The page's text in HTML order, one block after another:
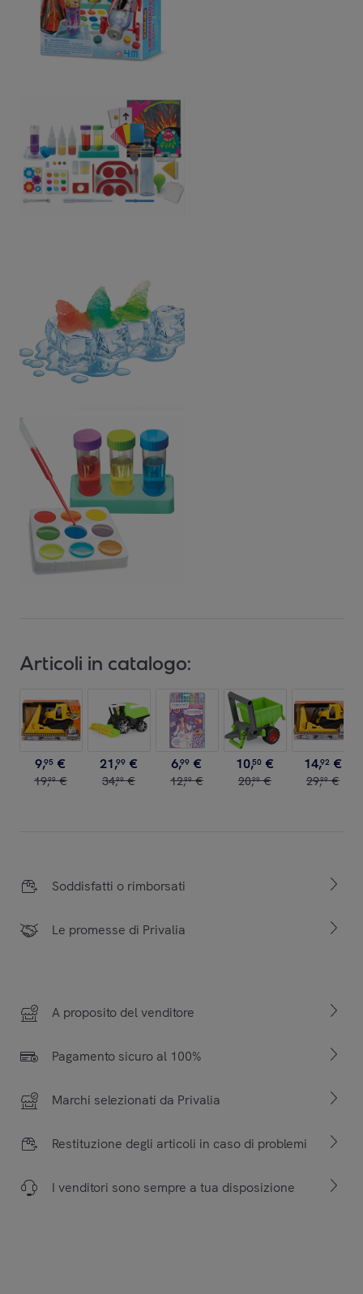
Articoli in catalogo:
9,95 €
19,99 €
21,99 €
34,99 €
6,99 €
12,99 €
10,50 €
20,99 €
14,92 €
29,99 €
Soddisfatti o rimborsati
Le promesse di Privalia
A proposito del venditore
Pagamento sicuro al 100%
Marchi selezionati da Privalia
Restituzione degli articoli in caso di problemi
I venditori sono sempre a tua disposizione